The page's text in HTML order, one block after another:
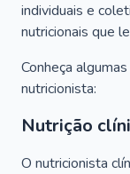
individuais e
nutricionais que
Conheça
nutricionista:
Nutrição
O nutricionista